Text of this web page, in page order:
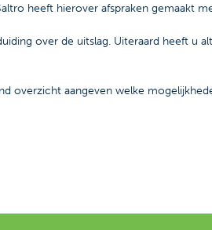
heeft hierover afspraken gemaakt
over de uitslag. Uiteraard heeft
overzicht aangeven welke